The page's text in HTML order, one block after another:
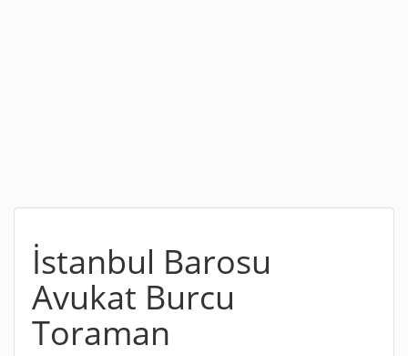
İstanbul Barosu
Avukat Burcu
Toraman